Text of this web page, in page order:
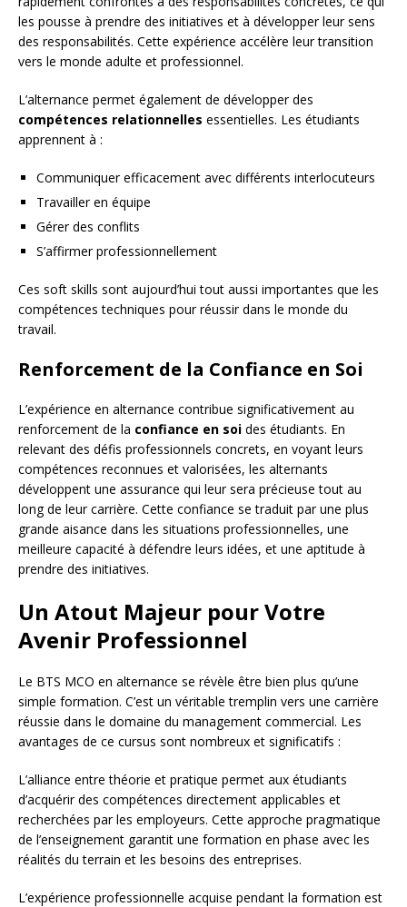
les pousse à prendre des initiatives et à développer leur sens
des responsabilités. Cette expérience accélère leur transition
vers le monde adulte et professionnel.
L’alternance permet également de développer des
compétences relationnelles essentielles. Les étudiants
apprennent à :
Communiquer efficacement avec différents interlocuteurs
Travailler en équipe
Gérer des conflits
S’affirmer professionnellement
Ces soft skills sont aujourd’hui tout aussi importantes que les
compétences techniques pour réussir dans le monde du
travail.
Renforcement de la Confiance en Soi
L’expérience en alternance contribue significativement au
renforcement de la confiance en soi des étudiants. En
relevant des défis professionnels concrets, en voyant leurs
compétences reconnues et valorisées, les alternants
développent une assurance qui leur sera précieuse tout au
long de leur carrière. Cette confiance se traduit par une plus
grande aisance dans les situations professionnelles, une
meilleure capacité à défendre leurs idées, et une aptitude à
prendre des initiatives.
Un Atout Majeur pour Votre
Avenir Professionnel
Le BTS MCO en alternance se révèle être bien plus qu’une
simple formation. C’est un véritable tremplin vers une carrière
réussie dans le domaine du management commercial. Les
avantages de ce cursus sont nombreux et significatifs :
L’alliance entre théorie et pratique permet aux étudiants
d’acquérir des compétences directement applicables et
recherchées par les employeurs. Cette approche pragmatique
de l’enseignement garantit une formation en phase avec les
réalités du terrain et les besoins des entreprises.
L’expérience professionnelle acquise pendant la formation est